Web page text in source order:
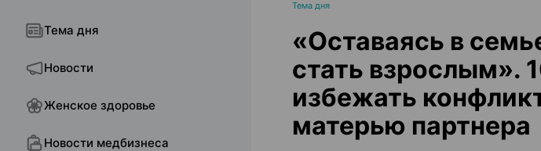
Тема дня
Новости
Женское здоровье
Новости медбизнеса
Тема дня
«Оставаясь в
стать взрослым».
избежать
матерью партнера